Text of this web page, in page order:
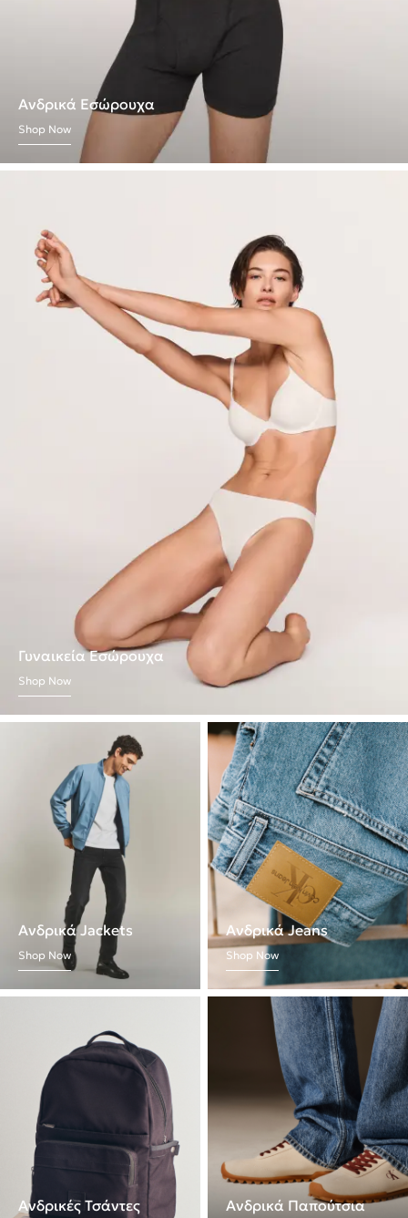
Ανδρικά Εσώρουχα
Shop Now
Γυναικεία Εσώρουχα
Shop Now
Ανδρικά Jackets
Shop Now
Ανδρικά Jeans
Shop Now
Ανδρικές Τσάντες Ανδρικά Παπούτσια